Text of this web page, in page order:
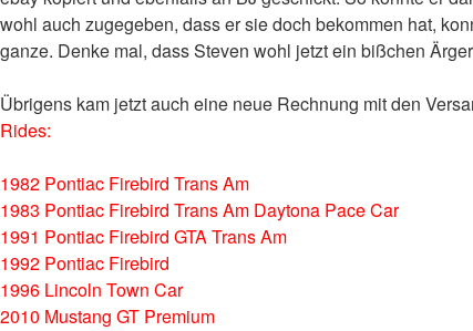
wohl auch zugegeben, dass er sie doch bekommen hat,
ganze. Denke mal, dass Steven wohl jetzt ein bißchen
Übrigens kam jetzt auch eine neue Rechnung mit den
Rides:
1982 Pontiac Firebird Trans Am
1983 Pontiac Firebird Trans Am Daytona Pace Car
1991 Pontiac Firebird GTA Trans Am
1992 Pontiac Firebird
1996 Lincoln Town Car
2010 Mustang GT Premium